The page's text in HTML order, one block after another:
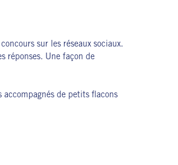
sur les réseaux sociaux.
réponses. Une façon de
de petits flacons